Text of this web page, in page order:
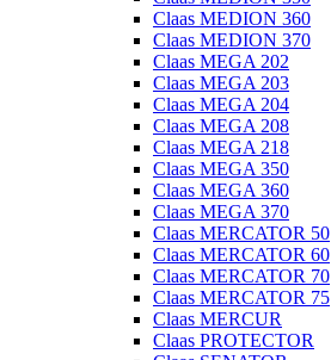
Claas MEDION 360
Claas MEDION 370
Claas MEGA 202
Claas MEGA 203
Claas MEGA 204
Claas MEGA 208
Claas MEGA 218
Claas MEGA 350
Claas MEGA 360
Claas MEGA 370
Claas MERCATOR 50
Claas MERCATOR 60
Claas MERCATOR 70
Claas MERCATOR 75
Claas MERCUR
Claas PROTECTOR